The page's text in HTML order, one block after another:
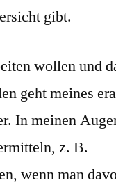
gibt.
wollen und
geht meines
In meinen
z. B.
wenn man